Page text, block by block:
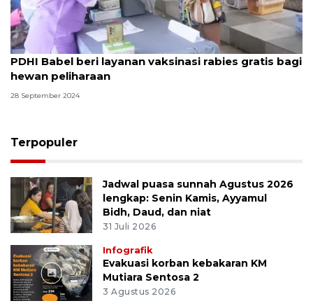
PDHI Babel beri layanan vaksinasi rabies gratis bagi
hewan peliharaan
28 September 2024
Terpopuler
Jadwal puasa sunnah Agustus 2026
lengkap: Senin Kamis, Ayyamul
Bidh, Daud, dan niat
31 Juli 2026
Infografik
Evakuasi korban kebakaran KM
Mutiara Sentosa 2
3 Agustus 2026